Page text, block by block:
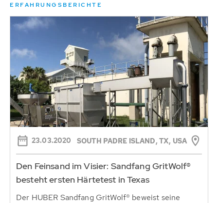
ERFAHRUNGSBERICHTE
23.03.2020 SOUTH PADRE ISLAND, TX, USA
Den Feinsand im Visier: Sandfang GritWolf®
besteht ersten Härtetest in Texas
Der HUBER Sandfang GritWolf® beweist seine